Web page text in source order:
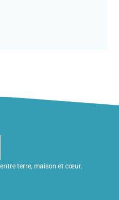
terre, maison et cœur.